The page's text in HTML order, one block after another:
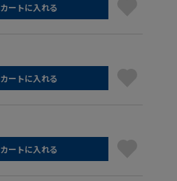
カートに入れる
カートに入れる
カートに入れる